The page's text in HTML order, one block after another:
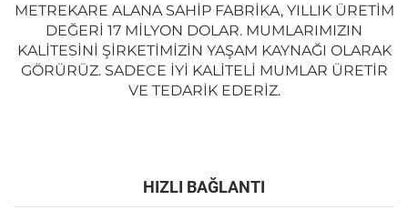
METREKARE ALANA SAHIP FABRIKA, YILLIK ÜRETIM
DEĞERI 17 MILYON DOLAR. MUMLARIMIZIN
KALITESINI ŞIRKETIMIZIN YAŞAM KAYNAĞI OLARAK
GÖRÜRÜZ. SADECE IYI KALITELI MUMLAR ÜRETIR
VE TEDARIK EDERIZ.
HIZLI BAĞLANTI